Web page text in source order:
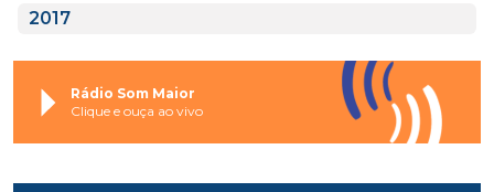
2017
Rádio Som Maior
Clique e ouça ao vivo